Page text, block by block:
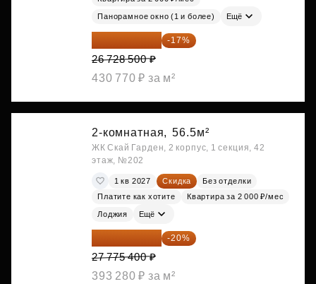
Панорамное окно (1 и более) Ещё
22 184 655 ₽ -17%
26 728 500 ₽
430 770 ₽ за м²
2-комнатная, 56.5м²
ЖК Скай Гарден, 2 корпус, 1 секция, 42
этаж, №202
1 кв 2027 Скидка
Без отделки
Платите как хотите
Квартира за 2 000 ₽/мес
Лоджия Ещё
22 220 320 ₽ -20%
27 775 400 ₽
393 280 ₽ за м²